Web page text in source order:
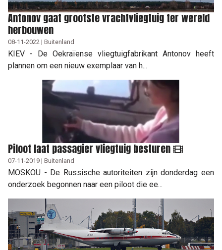
Antonov gaat grootste vrachtvliegtuig ter wereld
herbouwen
08-11-2022 | Buitenland
KIEV - De Oekraïense vliegtuigfabrikant Antonov heeft
plannen om een nieuw exemplaar van h...
Piloot laat passagier vliegtuig besturen
07-11-2019 | Buitenland
MOSKOU - De Russische autoriteiten zijn donderdag een
onderzoek begonnen naar een piloot die ee...